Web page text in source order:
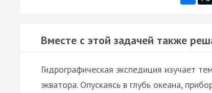
Вместе с этой задачей также
Гидрографическая экспедиция изучает
экватора. Опускаясь в глубь океана,